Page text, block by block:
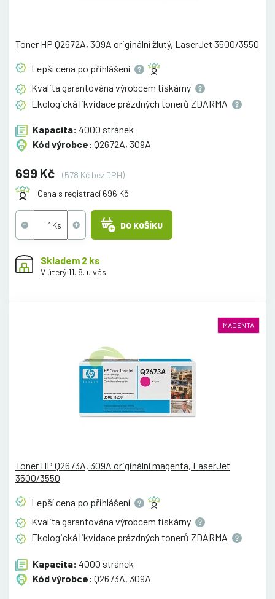
Toner HP Q2672A, 309A originální žlutý, LaserJet 3500/3550
Lepší cena po přihlášení
Kvalita garantována výrobcem tiskárny
Ekologická likvidace prázdných tonerů ZDARMA
Kapacita: 4000 stránek
Kód výrobce: Q2672A, 309A
699 Kč
(578 Kč bez DPH)
Cena s registrací 696 Kč
DO KOŠÍKU
Skladem 2 ks
V úterý 11. 8. u vás
MAGENTA
Toner HP Q2673A, 309A originální magenta, LaserJet
3500/3550
Lepší cena po přihlášení
Kvalita garantována výrobcem tiskárny
Ekologická likvidace prázdných tonerů ZDARMA
Kapacita: 4000 stránek
Kód výrobce: Q2673A, 309A